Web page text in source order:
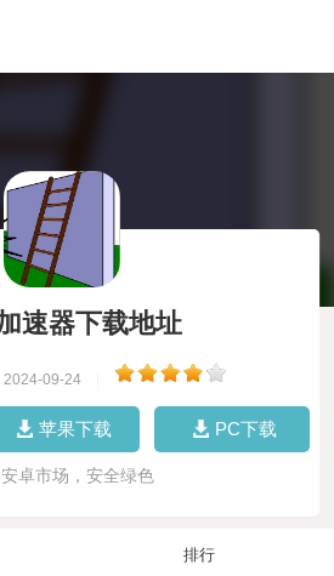
速器下载地址
2024-09-24
苹果下载 PC下载
安卓市场，安全绿色
排行